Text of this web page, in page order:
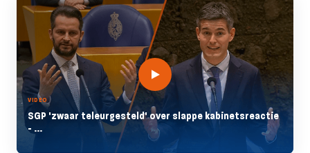
VIDEO
SGP 'zwaar teleurgesteld' over slappe kabinetsreactie
- ...